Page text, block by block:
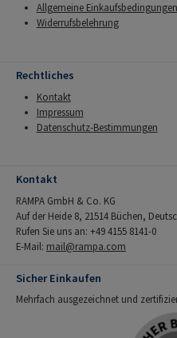
Allgemeine Einkaufsbedingungen
Widerrufsbelehrung
Rechtliches
Kontakt
Impressum
Datenschutz-Bestimmungen
Kontakt
RAMPA GmbH & Co. KG
Auf der Heide 8, 21514 Büchen,
Rufen Sie uns an: +49 4155 8141-0
E-Mail: mail@rampa.com
Sicher Einkaufen
Mehrfach ausgezeichnet und